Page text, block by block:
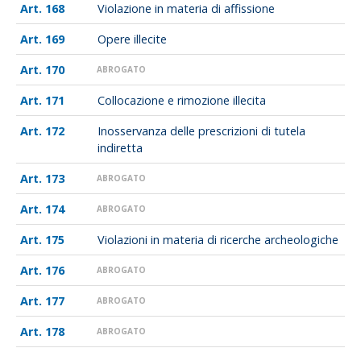
168
Violazione in materia di affissione
169
Opere illecite
170
ABROGATO
171
Collocazione e rimozione illecita
172
Inosservanza delle prescrizioni di tutela
indiretta
173
ABROGATO
174 ABROGATO
175
Violazioni in materia di ricerche archeologiche
176
ABROGATO
177 ABROGATO
178 ABROGATO